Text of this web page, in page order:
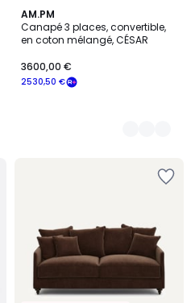
AM.PM
Canapé 3 places, convertible,
en coton mélangé, CÉSAR
2530,50 €
3600,00 €
4
Couleurs